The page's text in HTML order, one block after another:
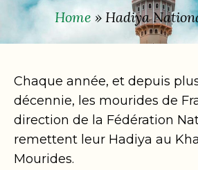
Home » Hadiya
Chaque année, et depuis
décennie, les mourides de
direction de la Fédération
remettent leur Hadiya au
Mourides.